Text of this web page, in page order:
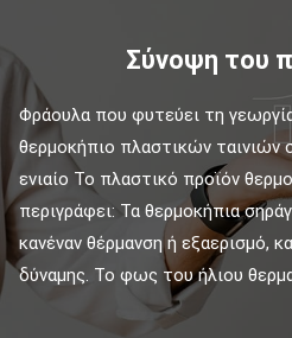
Σύνοψη του
Φράουλα που φυτεύει τη
θερμοκήπιο πλαστικών ταινιών
ενιαίο Το πλαστικό προϊόν
περιγράφει: Τα θερμοκήπια
κανέναν θέρμανση ή εξαερισμό,
δύναμης. Το φως του ήλιου